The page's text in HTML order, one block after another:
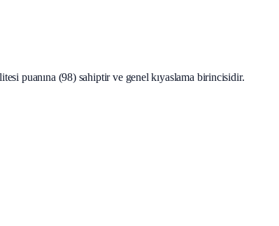
puanına (98) sahiptir ve genel kıyaslama birincisidir.